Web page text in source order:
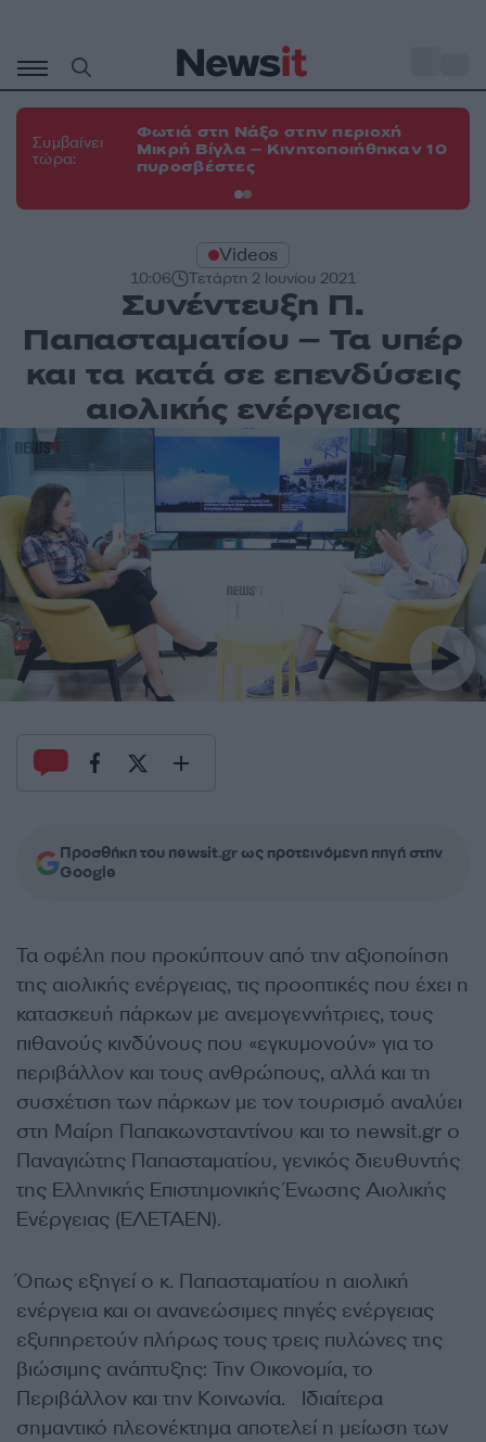
περιεχόμενο
Συμβαίνει
τώρα:
Φωτιά στη Νάξο στην περιοχή
Μικρή Βίγλα – Κινητοποιήθηκαν 10
πυροσβέστες
Videos
10:06 Τετάρτη 2 Ιουνίου 2021
Συνέντευξη Π.
Παπασταματίου – Τα υπέρ
και τα κατά σε επενδύσεις
αιολικής ενέργειας
Προσθήκη του newsit.gr ως προτεινόμενη πηγή στην
Google
Τα οφέλη που προκύπτουν από την αξιοποίηση
της αιολικής ενέργειας, τις προοπτικές που έχει η
κατασκευή πάρκων με ανεμογεννήτριες, τους
πιθανούς κινδύνους που «εγκυμονούν» για το
περιβάλλον και τους ανθρώπους, αλλά και τη
συσχέτιση των πάρκων με τον τουρισμό αναλύει
στη Μαίρη Παπακωνσταντίνου και το newsit.gr ο
Παναγιώτης Παπασταματίου, γενικός διευθυντής
της Ελληνικής Επιστημονικής Ένωσης Αιολικής
Ενέργειας (ΕΛΕΤΑΕΝ).
Όπως εξηγεί ο κ. Παπασταματίου η αιολική
ενέργεια και οι ανανεώσιμες πηγές ενέργειας
εξυπηρετούν πλήρως τους τρεις πυλώνες της
βιώσιμης ανάπτυξης: Την Οικονομία, το
Περιβάλλον και την Κοινωνία. Ιδιαίτερα
σημαντικό πλεονέκτημα αποτελεί η μείωση των